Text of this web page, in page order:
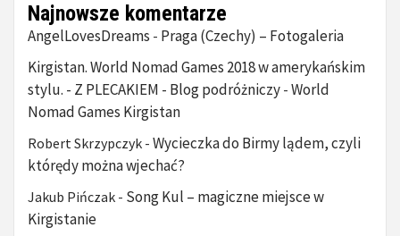
Najnowsze komentarze
AngelLovesDreams - Praga (Czechy) – Fotogaleria
Kirgistan. World Nomad Games 2018 w amerykańskim
stylu. - Z PLECAKIEM - Blog podróżniczy - World
Nomad Games Kirgistan
Robert Skrzypczyk - Wycieczka do Birmy lądem, czyli
którędy można wjechać?
Jakub Pińczak - Song Kul – magiczne miejsce w
Kirgistanie